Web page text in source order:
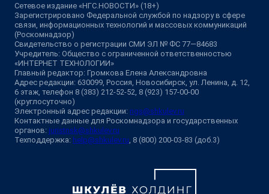
Сетевое издание «НГС.НОВОСТИ» (18+)
Зарегистрировано Федеральной службой по надзору в сфере
связи, информационных технологий и массовых коммуникаций
(Роскомнадзор)
Свидетельство о регистрации СМИ ЭЛ № ФС 77—84683
Учредитель: Общество с ограниченной ответственностью
«ИНТЕРНЕТ ТЕХНОЛОГИИ»
Главный редактор: Громкова Елена Александровна
Адрес редакции: 630099, Россия, Новосибирск, ул. Ленина, д. 12,
6 этаж, телефон 8 (383) 212-52-52, 8 (923) 157-00-00
(круглосуточно)
Электронный адрес редакции: ngs@shkulev.ru
Контактные данные для Роскомнадзора и государственных
органов: juristnsk@shkulev.ru
Техподдержка: help@shkulev.ru , 8 (800) 200-03-83 (доб.3)